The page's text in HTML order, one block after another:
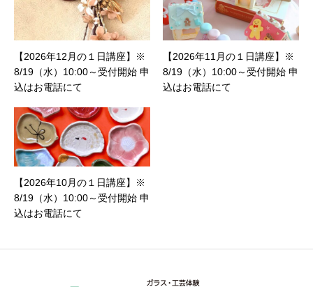
【2026年12月の１日講座】※
8/19（水）10:00～受付開始 申
込はお電話にて
【2026年11月の１日講座】※
8/19（水）10:00～受付開始 申
込はお電話にて
【2026年10月の１日講座】※
8/19（水）10:00～受付開始 申
込はお電話にて